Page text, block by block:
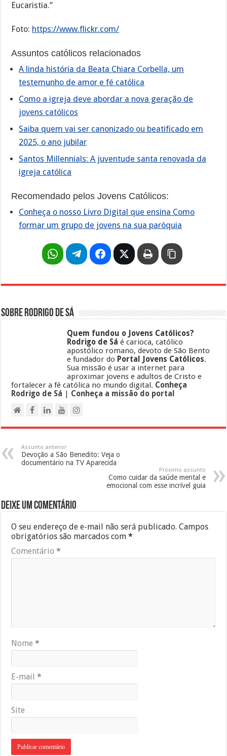
Eucaristia.”
Foto: https://www.flickr.com/
Assuntos católicos relacionados
A linda história da Beata Chiara Corbella, um
testemunho de amor e fé católica
Como a igreja deve abordar a nova geração de
jovens católicos
Saiba quem vai ser canonizado ou beatificado em
2025, o ano jubilar
Santos Millennials: A juventude santa renovada da
igreja católica
Recomendado pelos Jovens Católicos:
Conheça o nosso Livro Digital que ensina Como
formar um grupo de jovens na sua paróquia
Sobre Rodrigo de Sá
Quem fundou o Jovens Católicos?
Rodrigo de Sá é carioca, católico
apostólico romano, devoto de São Bento
e fundador do Portal Jovens Católicos.
Sua missão é usar a internet para
aproximar jovens e adultos de Cristo e
fortalecer a fé católica no mundo digital. Conheça
Rodrigo de Sá | Conheça a missão do portal
Assunto anterior
Devoção a São Benedito: Veja o
documentário na TV Aparecida
Próximo assunto
Como cuidar da saúde mental e
emocional com esse incrível guia
Deixe um comentário
O seu endereço de e-mail não será publicado. Campos
obrigatórios são marcados com*
Comentário*
Nome*
E-mail*
Site